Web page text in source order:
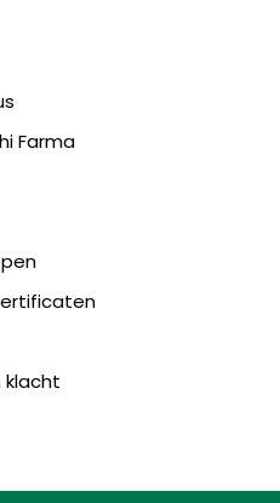
Farma
klacht